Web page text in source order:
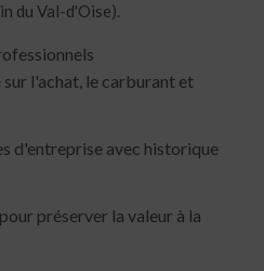
du Val-d'Oise).
l'achat, le carburant et
d'entreprise avec historique
préserver la valeur à la